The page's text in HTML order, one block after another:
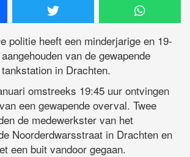
politie heeft een minderjarige en 19-
van de gewapende
in Drachten.
omstreeks 19:45 uur ontvingen
een gewapende overval. Twee
de medewerkster van het
Noorderdwarsstraat in Drachten en
een buit vandoor gegaan.